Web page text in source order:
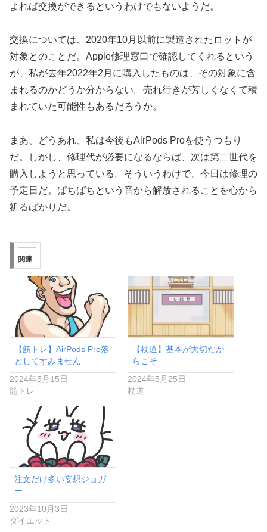
よれば交換ができるというわけでもないようだ。
交換については、2020年10月以前に製造されたロットが
対象とのことだ。Apple修理窓口で確認してくれるという
が、私が去年2022年2月に購入したものは、その対象に含
まれるのかどうか分からない。売れ行きが芳しくなくて積
まれていた可能性もあるだろうか。
まあ、どうあれ、私は今後もAirPods Proを使うつもり
だ。しかし、修理代が必要になるならば、次は第二世代を
購入しようと思っている。そういうわけで、今日は修理の
予定日だ。ぱちぱちという音から解放されることを心から
祈るばかりだ。
関連
【筋トレ】AirPods Pro落
としてすみません
2024年5月15日
筋トレ
【杖道】基本が大切だか
らこそ
2024年5月25日
杖道
注文だけ多い妄想ジョガ
ー
2023年10月3日
ダイエット